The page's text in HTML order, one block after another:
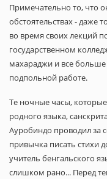
Примечательно то, что
обстоятельствах - даже
во время своих лекций
государственном
махараджи и все
подпольной работе.
Те ночные часы,
родного языка,
Ауробиндо проводил за
привычка писать стихи
учитель бенгальского
слишком рано... Перед